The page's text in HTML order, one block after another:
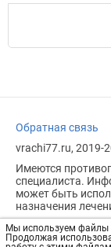
Мы используем файлы
Продолжая
Обратная связь
vrachi77.ru, 2019-
Имеются
специалиста.
может быть
назначения
Возрастное